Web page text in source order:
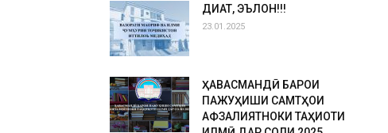
ДИҚҚАТ, ЭЪЛОН!!!
23.01.2025
ҲАВАСМАНДӢ БАРОИ
ПАЖУҲИШИ САМТҲОИ
АФЗАЛИЯТНОКИ ТАҲҚИҚОТИ